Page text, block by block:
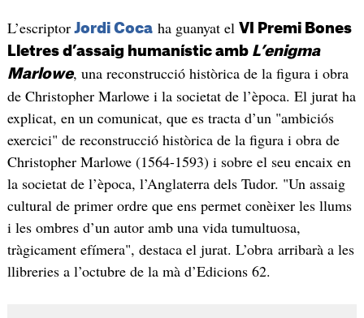
L’escriptor Jordi Cocaha guanyat el VI Premi Bones
Lletres d’assaig humanístic amb L’enigma
Marlowe, una reconstrucció històrica de la figura i obra
de Christopher Marlowe i la societat de l’època. El jurat ha
explicat, en un comunicat, que es tracta d’un "ambiciós
exercici" de reconstrucció històrica de la figura i obra de
Christopher Marlowe (1564-1593) i sobre el seu encaix en
la societat de l’època, l’Anglaterra dels Tudor. "Un assaig
cultural de primer ordre que ens permet conèixer les llums
i les ombres d’un autor amb una vida tumultuosa,
tràgicament efímera", destaca el jurat. L’obra arribarà a les
llibreries a l’octubre de la mà d’Edicions 62.